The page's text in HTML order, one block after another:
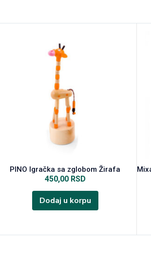
PINO Igračka sa zglobom Žirafa
450,00 RSD
Dodaj u korpu